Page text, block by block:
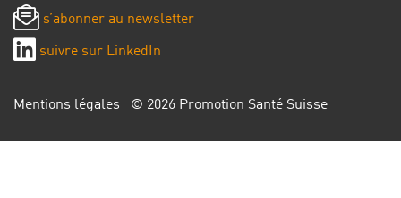
s’abonner au newsletter
suivre sur LinkedIn
Mentions légales © 2026 Promotion Santé Suisse